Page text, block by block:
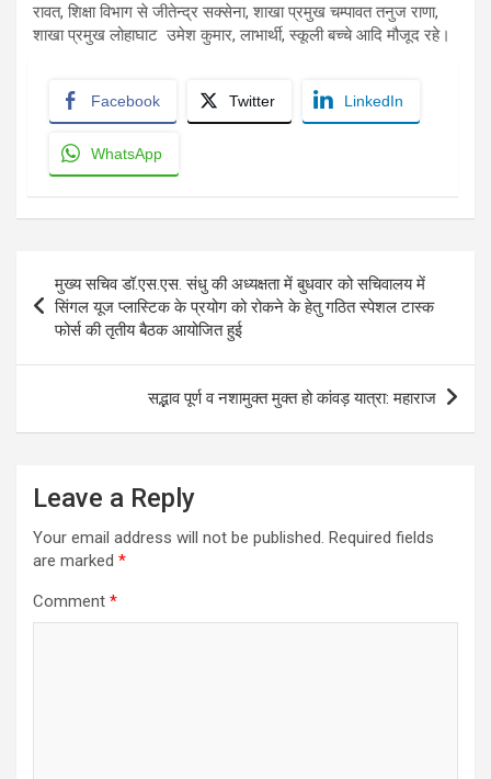
रावत, शिक्षा विभाग से जीतेन्द्र सक्सेना, शाखा प्रमुख चम्पावत तनुज राणा,
शाखा प्रमुख लोहाघाट उमेश कुमार, लाभार्थी, स्कूली बच्चे आदि मौजूद रहे।
Facebook Twitter LinkedIn
WhatsApp
navigation
मुख्य सचिव डॉ.एस.एस. संधु की अध्यक्षता में बुधवार को सचिवालय में
सिंगल यूज प्लास्टिक के प्रयोग को रोकने के हेतु गठित स्पेशल टास्क
फोर्स की तृतीय बैठक आयोजित हुई
सद्भाव पूर्ण व नशामुक्त मुक्त हो कांवड़ यात्रा: महाराज
Leave a Reply
Your email address will not be published. Required fields
are marked *
Comment *